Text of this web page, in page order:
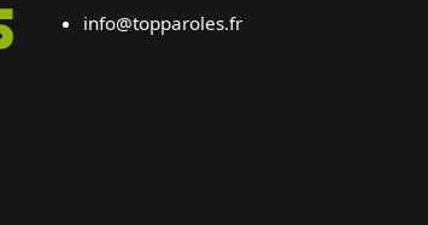
info@topparoles.fr